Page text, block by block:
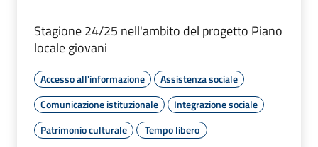
Stagione 24/25 nell'ambito del progetto Piano
locale giovani
Accesso all'informazione
Assistenza sociale
Comunicazione istituzionale
Integrazione sociale
Patrimonio culturale
Tempo libero